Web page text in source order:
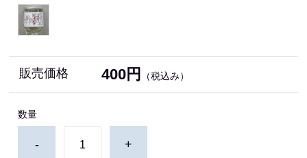
販売価格 400円 （税込み）
数量
- +